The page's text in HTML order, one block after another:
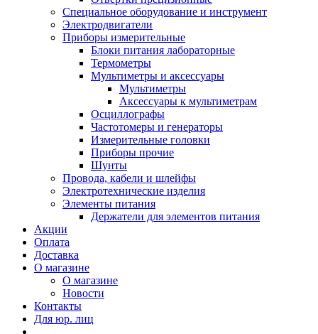
Специальное оборудование и инструмент
Электродвигатели
Приборы измерительные
Блоки питания лабораторные
Термометры
Мультиметры и аксессуары
Мультиметры
Аксессуары к мультиметрам
Осциллографы
Частотомеры и генераторы
Измерительные головки
Приборы прочие
Шунты
Провода, кабели и шлейфы
Электротехнические изделия
Элементы питания
Держатели для элементов питания
Акции
Оплата
Доставка
О магазине
О магазине
Новости
Контакты
Для юр. лиц